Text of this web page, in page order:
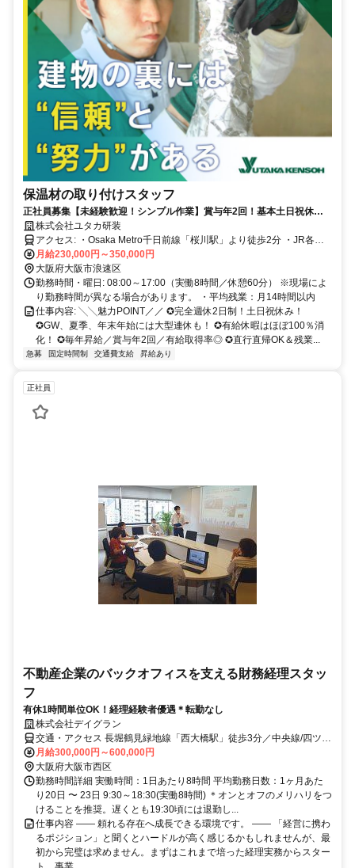
保温材の取り付けスタッフ
正社員募集【未経験歓迎！シンプル作業】賞与年2回！基本土日祝休＆
効率よく働いて残業少なめ♪ 有給消化率ほぼ100%でワークライフバラン
ス充実！
株式会社ユタカ研装
アクセス: ・Osaka Metro千日前線「桜川駅」より徒歩2分 ・JR各線
「難波駅」より徒歩7分 ・Osaka Metro各線「なんば駅」より徒歩8分
・阪神なんば線「桜川駅」より徒歩10分
月給230,000円～350,000円
大阪府大阪市浪速区
勤務時間・曜日: 08:00～17:00（実働8時間／休憩60分） ※現場によ
り勤務時間が異なる場合があります。 ・平均残業：月14時間以内
仕事内容: ╲╲魅力POINT／／ ✪完全週休2日制！土日祝休み！
✪GW、夏季、年末年始には大型連休も！ ✪有給休暇はほぼ100％消
化！ ✪毎年昇給／賞与年2回／有給取得率◎ ✪直行直帰OK＆残業...
急募 固定時間制 交通費支給 昇給あり
正社員
不動産企業のバックオフィスを支える財務経理スタッ
フ
有休1時間単位OK！経理経験者優遇＊転勤なし
株式会社デイグラン
交通・アクセス 長堀鶴見緑地線「西大橋駅」徒歩3分／中央線/四ツ橋
線「本町駅」徒歩5分
月給300,000円～600,000円
大阪府大阪市西区
勤務時間詳細 実働時間：1日あたり8時間 平均勤務日数：1ヶ月あた
り20日 〜 23日 9:30～18:30(実働8時間) ＊オンとオフのメリハリをつ
けることを推奨。遅くとも19:30頃には退勤し...
仕事内容 ―― 頼れる存在へ成長できる環境です。 ―― 「経営に携わ
るポジション」と聞くとハードルが高く感じるかもしれませんが、最
初から完璧は求めません。まずはこれまで培った経理実務からスター